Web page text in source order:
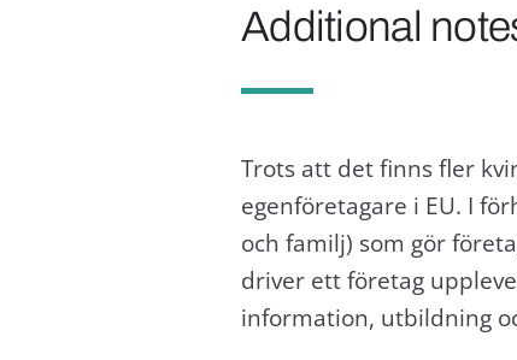
Additional
Trots att det finns fler
egenföretagare i EU. I
och familj) som gör
driver ett företag
information, utbildning